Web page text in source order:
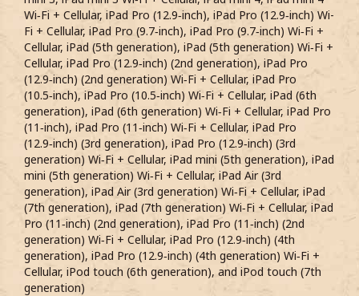
Wi‑Fi + Cellular, iPad Pro (12.9‑inch), iPad Pro (12.9‑inch) Wi-
Fi + Cellular, iPad Pro (9.7‑inch), iPad Pro (9.7‑inch) Wi‑Fi +
Cellular, iPad (5th generation), iPad (5th generation) Wi‑Fi +
Cellular, iPad Pro (12.9‑inch) (2nd generation), iPad Pro
(12.9‑inch) (2nd generation) Wi‑Fi + Cellular, iPad Pro
(10.5‑inch), iPad Pro (10.5‑inch) Wi‑Fi + Cellular, iPad (6th
generation), iPad (6th generation) Wi‑Fi + Cellular, iPad Pro
(11‑inch), iPad Pro (11‑inch) Wi‑Fi + Cellular, iPad Pro
(12.9‑inch) (3rd generation), iPad Pro (12.9‑inch) (3rd
generation) Wi‑Fi + Cellular, iPad mini (5th generation), iPad
mini (5th generation) Wi‑Fi + Cellular, iPad Air (3rd
generation), iPad Air (3rd generation) Wi‑Fi + Cellular, iPad
(7th generation), iPad (7th generation) Wi‑Fi + Cellular, iPad
Pro (11‑inch) (2nd generation), iPad Pro (11‑inch) (2nd
generation) Wi‑Fi + Cellular, iPad Pro (12.9‑inch) (4th
generation), iPad Pro (12.9‑inch) (4th generation) Wi‑Fi +
Cellular, iPod touch (6th generation), and iPod touch (7th
generation)